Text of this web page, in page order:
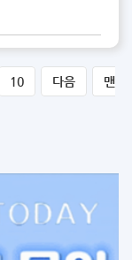
10 다음
맨